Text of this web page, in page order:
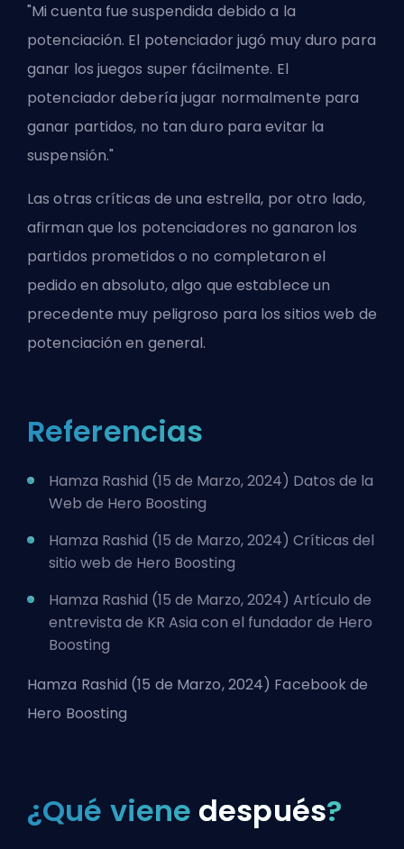
"Mi cuenta fue suspendida debido a la
potenciación. El potenciador jugó muy duro para
ganar los juegos super fácilmente. El
potenciador debería jugar normalmente para
ganar partidos, no tan duro para evitar la
suspensión."
Las otras críticas de una estrella, por otro lado,
afirman que los potenciadores no ganaron los
partidos prometidos o no completaron el
pedido en absoluto, algo que establece un
precedente muy peligroso para los sitios web de
potenciación en general.
Referencias
Hamza Rashid (15 de Marzo, 2024) Datos de la
Web de Hero Boosting
Hamza Rashid (15 de Marzo, 2024) Críticas del
sitio web de Hero Boosting
Hamza Rashid (15 de Marzo, 2024) Artículo de
entrevista de KR Asia con el fundador de Hero
Boosting
Hamza Rashid (15 de Marzo, 2024) Facebook de
Hero Boosting
¿Qué viene después?